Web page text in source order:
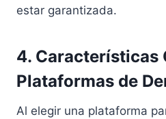
estar garantizada.
4. Características
Plataformas de
Al elegir una plataforma